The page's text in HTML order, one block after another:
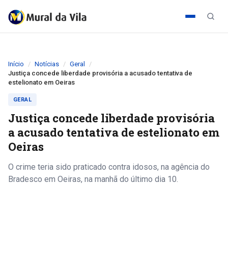
Início Notícias
Geral
Justiça concede liberdade provisória a acusado tentativa de
estelionato em Oeiras
GERAL
Justiça concede liberdade provisória
a acusado tentativa de estelionato em
Oeiras
O crime teria sido praticado contra idosos, na agência do
Bradesco em Oeiras, na manhã do último dia 10.